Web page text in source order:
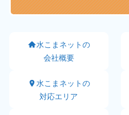
水こまネットの
会社概要
水こまネットの
対応エリア